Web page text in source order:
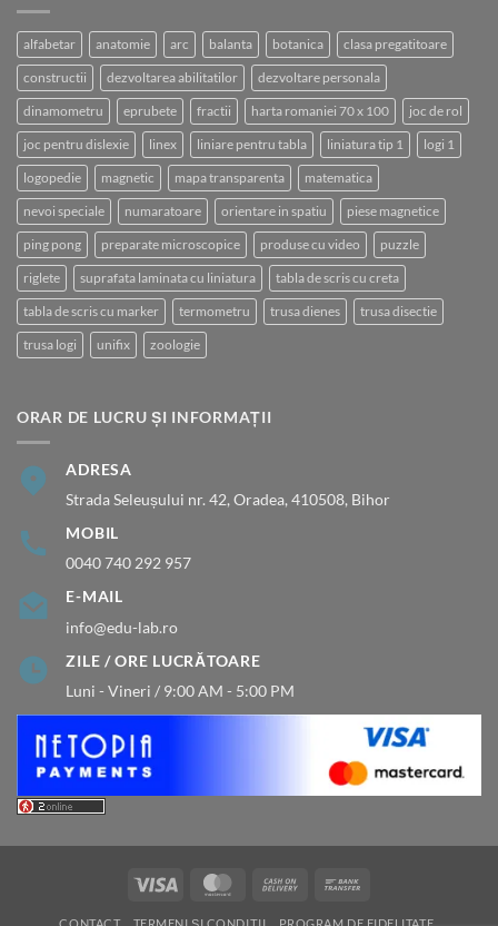
alfabetar anatomie arc balanta botanica clasa pregatitoare
constructii dezvoltarea abilitatilor dezvoltare personala
dinamometru eprubete fractii harta romaniei 70 x 100 joc de rol
joc pentru dislexie linex liniare pentru tabla liniatura tip 1 logi 1
logopedie magnetic mapa transparenta matematica
nevoi speciale numaratoare orientare in spatiu piese magnetice
ping pong preparate microscopice produse cu video puzzle
riglete suprafata laminata cu liniatura tabla de scris cu creta
tabla de scris cu marker termometru trusa dienes trusa disectie
trusa logi unifix zoologie
ORAR DE LUCRU ȘI INFORMAȚII
ADRESA
Strada Seleușului nr. 42, Oradea, 410508, Bihor
MOBIL
0040 740 292 957
E-MAIL
info@edu-lab.ro
ZILE / ORE LUCRĂTOARE
Luni - Vineri / 9:00 AM - 5:00 PM
Visa MasterCardCash
CONTACT TERMENI ȘI CONDIȚII PROGRAM DE FIDELITATE